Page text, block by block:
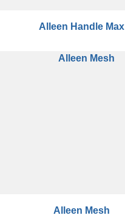
Alleen Handle Max
Alleen Mesh